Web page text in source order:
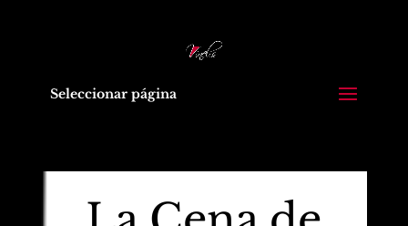
Seleccionar página